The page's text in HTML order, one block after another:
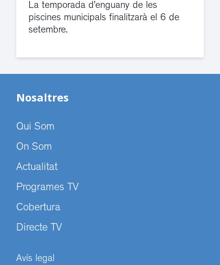
La temporada d’enguany de les
piscines municipals finalitzarà el 6 de
setembre.
Nosaltres
Qui Som
On Som
Actualitat
Programes TV
Cobertura
Directe TV
Avís legal